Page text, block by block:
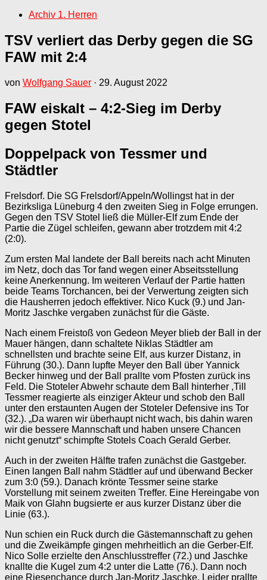
Archiv 1. Herren
TSV verliert das Derby gegen die SG
FAW mit 2:4
von Wolfgang Sauer · 29. August 2022
FAW eiskalt – 4:2-Sieg im Derby
gegen Stotel
Doppelpack von Tessmer und
Städtler
Frelsdorf. Die SG Frelsdorf/Appeln/Wollingst hat in der
Bezirksliga Lüneburg 4 den zweiten Sieg in Folge errungen.
Gegen den TSV Stotel ließ die Müller-Elf zum Ende der
Partie die Zügel schleifen, gewann aber trotzdem mit 4:2
(2:0).
Zum ersten Mal landete der Ball bereits nach acht Minuten
im Netz, doch das Tor fand wegen einer Abseitsstellung
keine Anerkennung. Im weiteren Verlauf der Partie hatten
beide Teams Torchancen, bei der Verwertung zeigten sich
die Hausherren jedoch effektiver. Nico Kuck (9.) und Jan-
Moritz Jaschke vergaben zunächst für die Gäste.
Nach einem Freistoß von Gedeon Meyer blieb der Ball in der
Mauer hängen, dann schaltete Niklas Städtler am
schnellsten und brachte seine Elf, aus kurzer Distanz, in
Führung (30.). Dann lupfte Meyer den Ball über Yannick
Becker hinweg und der Ball prallte vom Pfosten zurück ins
Feld. Die Stoteler Abwehr schaute dem Ball hinterher ,Till
Tessmer reagierte als einziger Akteur und schob den Ball
unter den erstaunten Augen der Stoteler Defensive ins Tor
(32.). „Da waren wir überhaupt nicht wach, bis dahin waren
wir die bessere Mannschaft und haben unsere Chancen
nicht genutzt“ schimpfte Stotels Coach Gerald Gerber.
Auch in der zweiten Hälfte trafen zunächst die Gastgeber.
Einen langen Ball nahm Städtler auf und überwand Becker
zum 3:0 (59.). Danach krönte Tessmer seine starke
Vorstellung mit seinem zweiten Treffer. Eine Hereingabe von
Maik von Glahn bugsierte er aus kurzer Distanz über die
Linie (63.).
Nun schien ein Ruck durch die Gästemannschaft zu gehen
und die Zweikämpfe gingen mehrheitlich an die Gerber-Elf.
Nico Solle erzielte den Anschlusstreffer (72.) und Jaschke
knallte die Kugel zum 4:2 unter die Latte (76.). Dann noch
eine Riesenchance durch Jan-Moritz Jaschke. Leider prallte